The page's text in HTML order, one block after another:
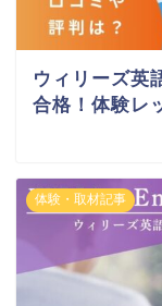
ウィリーズ英
合格！体験レ
体験・取材記事